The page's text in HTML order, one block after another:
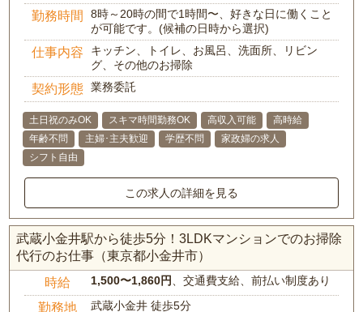
勤務時間
8時～20時の間で1時間〜、好きな日に働くこと
が可能です。(候補の日時から選択)
仕事内容
キッチン、トイレ、お風呂、洗面所、リビン
グ、その他のお掃除
契約形態 業務委託
土日祝のみOK スキマ時間勤務OK 高収入可能
高時給
年齢不問
主婦･主夫歓迎 学歴不問
家政婦の求人
シフト自由
この求人の詳細を見る
武蔵小金井駅から徒歩5分！3LDKマンションでのお掃除
代行のお仕事（東京都小金井市）
時給 1,500〜1,860円、交通費支給、前払い制度あり
勤務地
武蔵小金井 徒歩5分